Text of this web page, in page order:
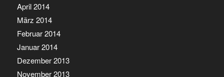
April 2014
März 2014
Februar 2014
Januar 2014
Dezember 2013
November 2013